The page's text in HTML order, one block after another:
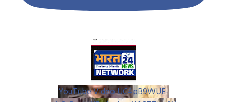
YouTube Video UC4pB9WUE-